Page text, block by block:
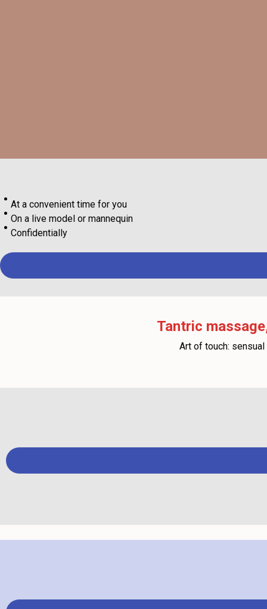
At a convenient time for you
On a live model or mannequin
Confidentially
Tantric
Art of touch: